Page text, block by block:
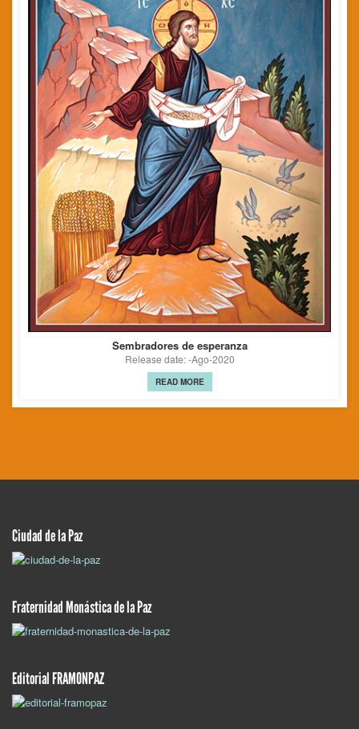
Sembradores de esperanza
Release date: -Ago-2020
READ MORE
Ciudad de la Paz
Fraternidad Monástica de la Paz
Editorial FRAMONPAZ